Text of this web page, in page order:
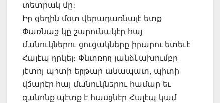
տետրակ մը։
Իր ցեղին մօտ վերադառնալէ ետք
Փառնաք կը շարունակէր հայ
մանուկներու ցուցակները իրարու ետեւէ
Հալէպ ղրկել։ Փնտռող յանձնախումբը
յետոյ պիտի երթար անապատ, պիտի
վճարէր հայ մանուկներու համար եւ
զանոնք պէտք է հասցնէր Հալէպ կամ